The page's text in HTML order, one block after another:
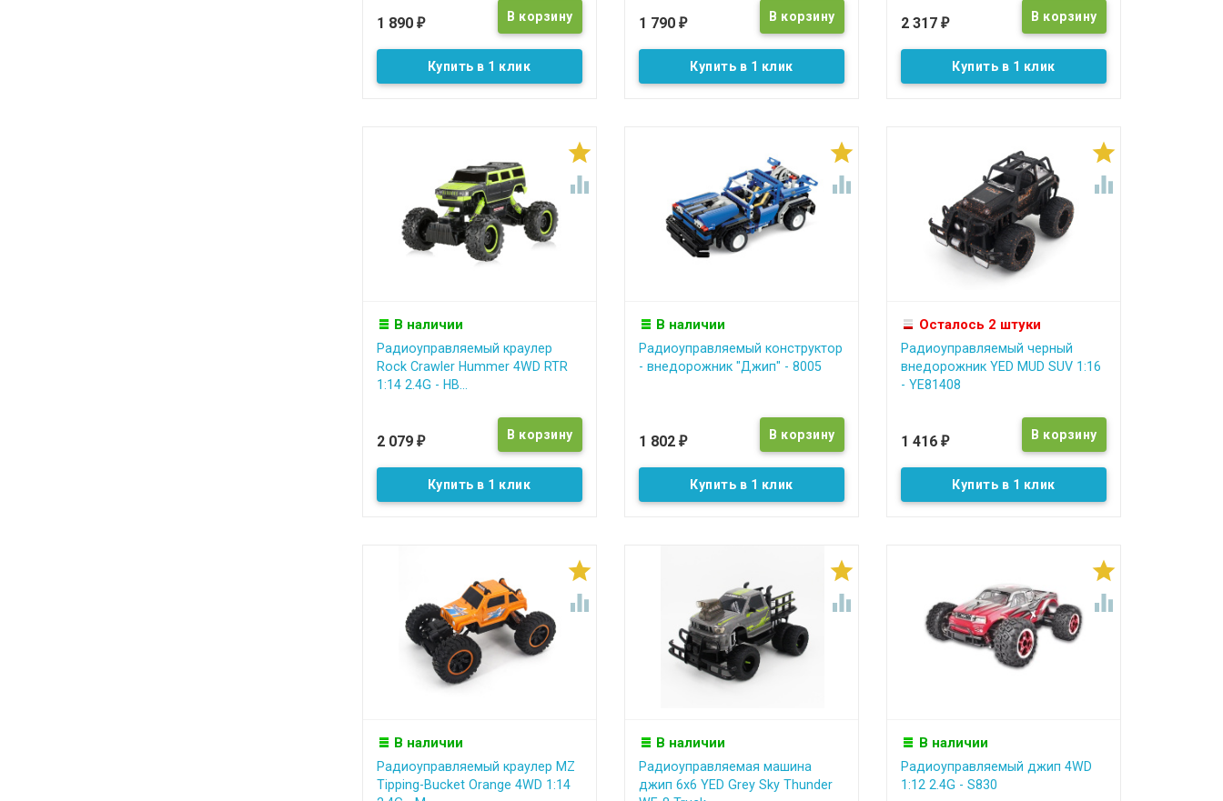
1 890 ₽
Купить в 1 клик
1 790 ₽
Купить в 1 клик
2 317 ₽
Купить в 1 клик


В наличии
Радиоуправляемый краулер
Rock Crawler Hummer 4WD RTR
1:14 2.4G - HB...
2 079 ₽
Купить в 1 клик


В наличии
Радиоуправляемый конструктор
- внедорожник "Джип" - 8005
1 802 ₽
Купить в 1 клик


Осталось 2 штуки
Радиоуправляемый черный
внедорожник YED MUD SUV 1:16
- YE81408
1 416 ₽
Купить в 1 клик


В наличии
Радиоуправляемый краулер MZ
Tipping-Bucket Orange 4WD 1:14


В наличии
Радиоуправляемая машина
джип 6х6 YED Grey Sky Thunder


В наличии
Радиоуправляемый джип 4WD
1:12 2.4G - S830